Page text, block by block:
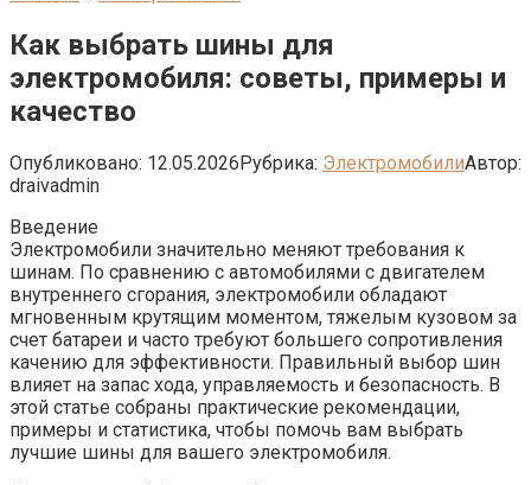
Как выбрать шины для
электромобиля: советы, примеры и
качество
Опубликовано: 12.05.2026Рубрика: ЭлектромобилиАвтор:
draivadmin
Введение
Электромобили значительно меняют требования к
шинам. По сравнению с автомобилями с двигателем
внутреннего сгорания, электромобили обладают
мгновенным крутящим моментом, тяжелым кузовом за
счет батареи и часто требуют большего сопротивления
качению для эффективности. Правильный выбор шин
влияет на запас хода, управляемость и безопасность. В
этой статье собраны практические рекомендации,
примеры и статистика, чтобы помочь вам выбрать
лучшие шины для вашего электромобиля.